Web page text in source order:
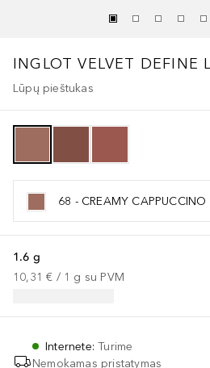
INGLOT VELVET DEFINE
Lūpų pieštukas
68 - CREAMY CAPPUCCINO
1.6 g
10,31 € / 1 g su PVM
Internete:Turime
Nemokamas pristatymas